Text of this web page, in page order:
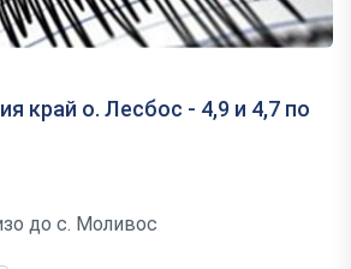
край о. Лесбос - 4,9 и 4,7 по
до с. Моливос